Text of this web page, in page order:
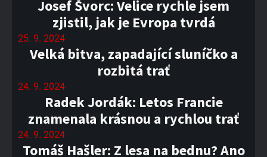
Josef Švorc: Velice rychle jsem
zjistil, jak je Evropa tvrdá
25. 9. 2024
Velká bitva, zapadající sluníčko a
rozbitá trať
24. 9. 2024
Radek Jordák: Letos Francie
znamenala krásnou a rychlou trať
24. 9. 2024
Tomáš Hašler: Z lesa na bednu? Ano